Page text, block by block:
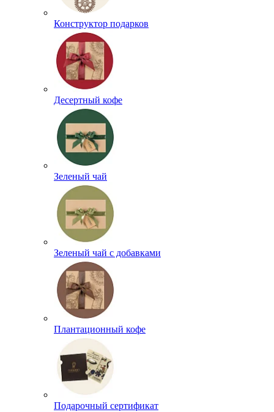
Конструктор подарков
Десертный кофе
Зеленый чай
Зеленый чай с добавками
Плантационный кофе
Подарочный сертификат